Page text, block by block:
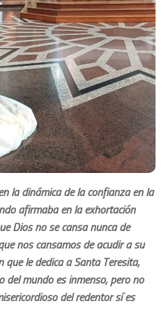
la dinámica de la confianza en la
afirmaba en la exhortación
Dios no se cansa nunca de
nos cansamos de acudir a su
que le dedica a Santa Teresita,
del mundo es inmenso, pero no
del redentor sí es